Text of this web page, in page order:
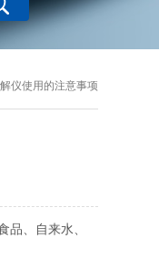
仪使用的注意事项
、自来水、